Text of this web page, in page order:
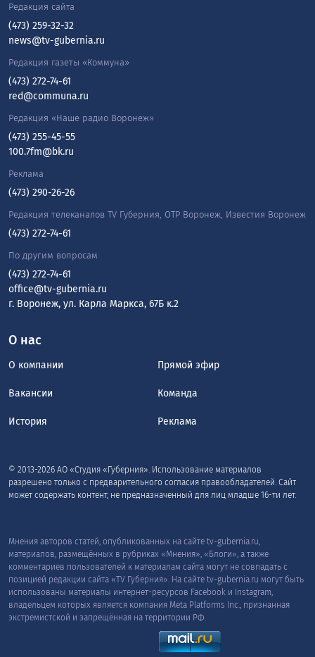
О нас
О компании Прямой эфир
Вакансии Команда
История Реклама
© 2013-2026 АО «Студия «Губерния». Использование материалов
разрешено только с предварительного согласия правообладателей. Сайт
может содержать контент, не предназначенный для лиц младше 16-ти лет.
Редакция сайта
(473) 259-32-32
news@tv-gubernia.ru
Редакция газеты «Коммуна»
(473) 272-74-61
red@communa.ru
Редакция «Наше радио Воронеж»
(473) 255-45-55
100.7fm@bk.ru
Реклама
(473) 290-26-26
Редакция телеканалов TV Губерния, ОТР Воронеж, Известия Воронеж
(473) 272-74-61
По другим вопросам
(473) 272-74-61
office@tv-gubernia.ru
г. Воронеж, ул. Карла Маркса, 67Б к.2
Мнения авторов статей, опубликованных на сайте tv-gubernia.ru,
материалов, размещённых в рубриках «Мнения», «Блоги», а также
комментариев пользователей к материалам сайта могут не совпадать с
позицией редакции сайта «TV Губерния». На сайте tv-gubernia.ru могут быть
использованы материалы интернет-ресурсов Facebook и Instagram,
владельцем которых является компания Meta Platforms Inc., признанная
экстремистской и запрещённая на территории РФ.